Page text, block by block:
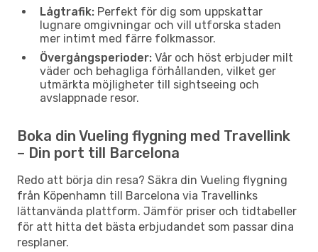
Lågtrafik: Perfekt för dig som uppskattar
lugnare omgivningar och vill utforska staden
mer intimt med färre folkmassor.
Övergångsperioder: Vår och höst erbjuder milt
väder och behagliga förhållanden, vilket ger
utmärkta möjligheter till sightseeing och
avslappnade resor.
Boka din Vueling flygning med Travellink
– Din port till Barcelona
Redo att börja din resa? Säkra din Vueling flygning
från Köpenhamn till Barcelona via Travellinks
lättanvända plattform. Jämför priser och tidtabeller
för att hitta det bästa erbjudandet som passar dina
resplaner.